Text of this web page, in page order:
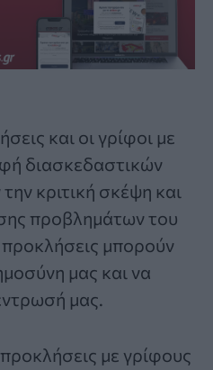
και οι γρίφοι με
διασκεδαστικών
κριτική σκέψη και
προβλημάτων του
μπορούν
μας και να
μας.
με γρίφους